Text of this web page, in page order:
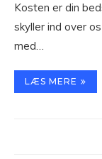
Kosten er din
skyller ind over
med…
LÆS MERE